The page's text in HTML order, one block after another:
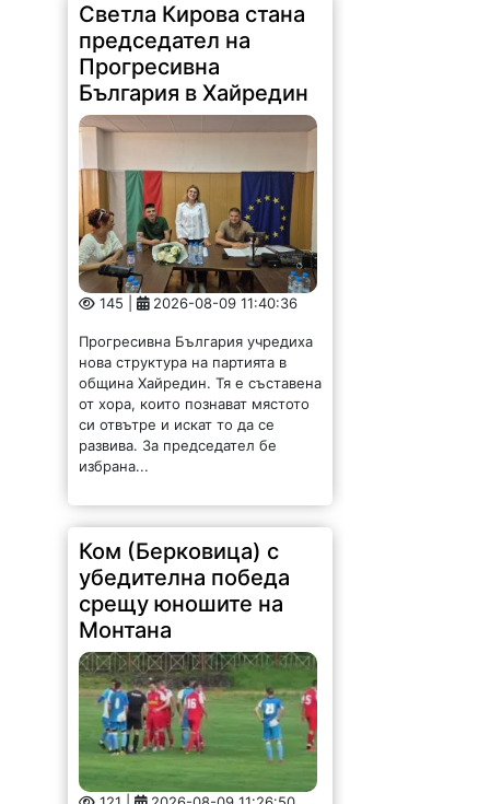
Светла Кирова стана
председател на
Прогресивна
България в Хайредин
145 | 2026-08-09 11:40:36
Прогресивна България учредиха
нова структура на партията в
община Хайредин. Тя е съставена
от хора, които познават мястото
си отвътре и искат то да се
развива. За председател бе
избрана...
Ком (Берковица) с
убедителна победа
срещу юношите на
Монтана